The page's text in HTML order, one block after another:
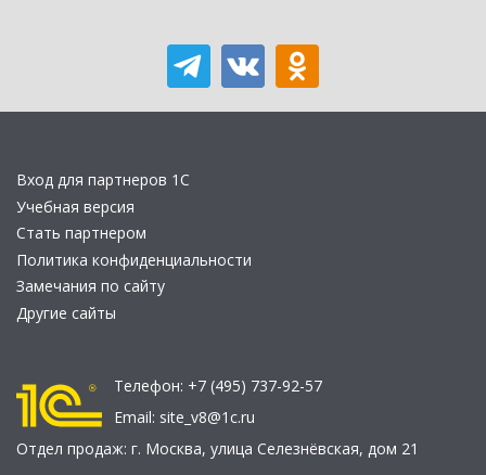
Вход для партнеров 1С
Учебная версия
Стать партнером
Политика конфиденциальности
Замечания по сайту
Другие сайты
Телефон: +7 (495) 737-92-57
Email: site_v8@1c.ru
Отдел продаж: г. Москва, улица Селезнёвская, дом 21